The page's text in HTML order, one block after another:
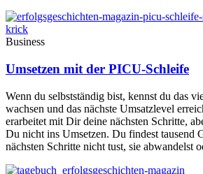
Business
Umsetzen mit der PICU-Schleife
Wenn du selbstständig bist, kennst du das
wachsen und das nächste Umsatzlevel
erarbeitet mit Dir deine nächsten Schritte,
Du nicht ins Umsetzen. Du findest tausend
nächsten Schritte nicht tust, sie abwandelst